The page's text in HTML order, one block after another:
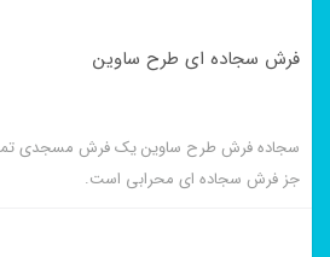
فرش سجاده ای طرح ساوین
سجاده فرش طرح ساوین یک فرش مسجدی
جز فرش سجاده ای محرابی است.